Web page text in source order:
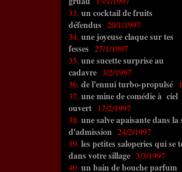
33. un cocktail de fruits
défendus 20/1/1997
34. une joyeuse claque sur tes
fesses 27/1/1997
35. une sucette surprise au
cadavre 3/2/1997
36. de l'ennui turbo-propulsé
37. une mine de comédie à ciel
ouvert 17/2/1997
38. une salve apaisante dans la
d'admission 24/2/1997
39. les petites saloperies qui se
dans votre sillage 3/3/1997
40. un bain de bouche parfum